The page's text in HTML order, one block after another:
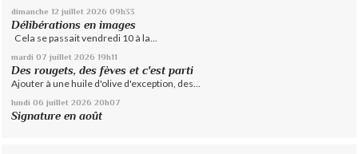
dimanche 12 juillet 2026 09h33
Délibérations en images
Cela se passait vendredi 10 à la...
mardi 07 juillet 2026 19h11
Des rougets, des fèves et c'est parti
Ajouter à une huile d'olive d'exception, des...
lundi 06 juillet 2026 20h07
Signature en août